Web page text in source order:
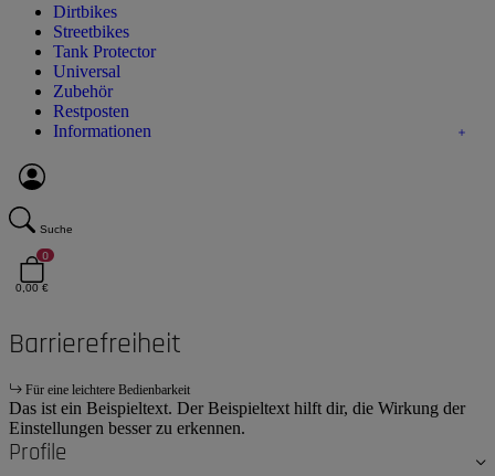
Dirtbikes
Streetbikes
Tank Protector
Universal
Zubehör
Restposten
Informationen
Suche
0
0,00 €
Barrierefreiheit
Für eine leichtere Bedienbarkeit
Das ist ein Beispieltext. Der Beispieltext hilft dir, die Wirkung der
Einstellungen besser zu erkennen.
Profile